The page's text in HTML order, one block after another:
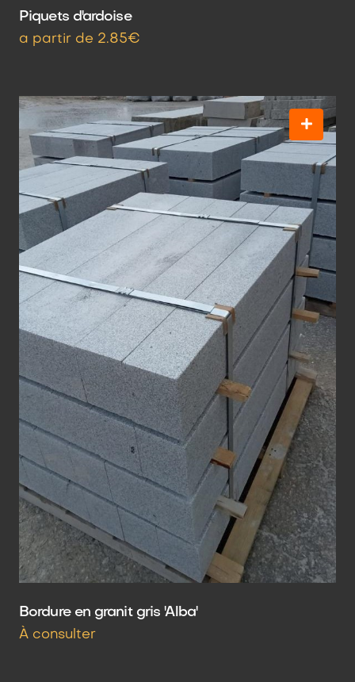
Piquets d'ardoise
a partir de 2.85€
Bordure en granit gris 'Alba'
À consulter